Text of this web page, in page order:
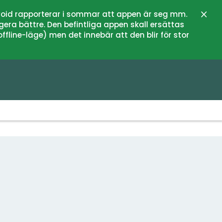
rapporterar i sommar att appen är seg mm.
bättre. Den befintliga appen skall ersättas
läge) men det innebär att den blir för stor
Lukk